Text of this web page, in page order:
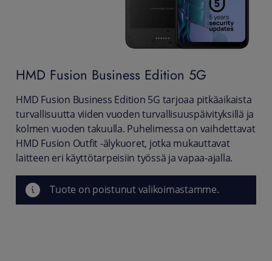
HMD Fusion Business Edition 5G
HMD Fusion Business Edition 5G tarjoaa pitkäaikaista
turvallisuutta viiden vuoden turvallisuuspäivityksillä ja
kolmen vuoden takuulla. Puhelimessa on vaihdettavat
HMD Fusion Outfit -älykuoret, jotka mukauttavat
laitteen eri käyttötarpeisiin työssä ja vapaa-ajalla.
Tuote on poistunut valikoimastamme.